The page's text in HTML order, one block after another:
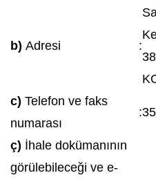
b) Adresi :
c) Telefon ve faks
numarası
:
ç) İhale dokümanının
görülebileceği ve e-